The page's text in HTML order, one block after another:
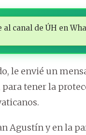
canal de ÚH en
le envié un
tener la
Agustín y en la